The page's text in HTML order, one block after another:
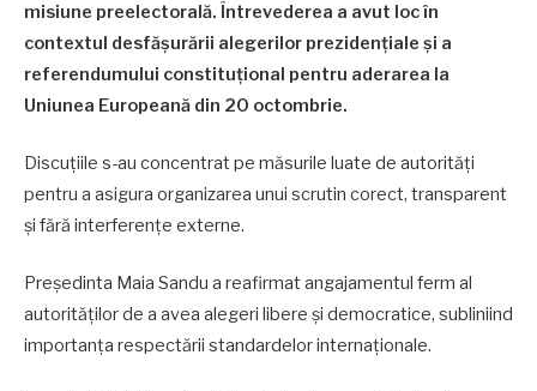
misiune preelectorală. Întrevederea a avut loc în
contextul desfășurării alegerilor prezidențiale și a
referendumului constituțional pentru aderarea la
Uniunea Europeană din 20 octombrie.
Discuțiile s-au concentrat pe măsurile luate de autorități
pentru a asigura organizarea unui scrutin corect, transparent
și fără interferențe externe.
Președinta Maia Sandu a reafirmat angajamentul ferm al
autorităților de a avea alegeri libere și democratice, subliniind
importanța respectării standardelor internaționale.